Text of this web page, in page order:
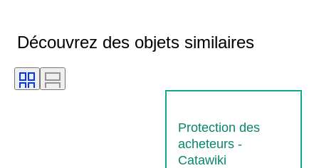
Découvrez des objets similaires
Protection des
acheteurs -
Catawiki